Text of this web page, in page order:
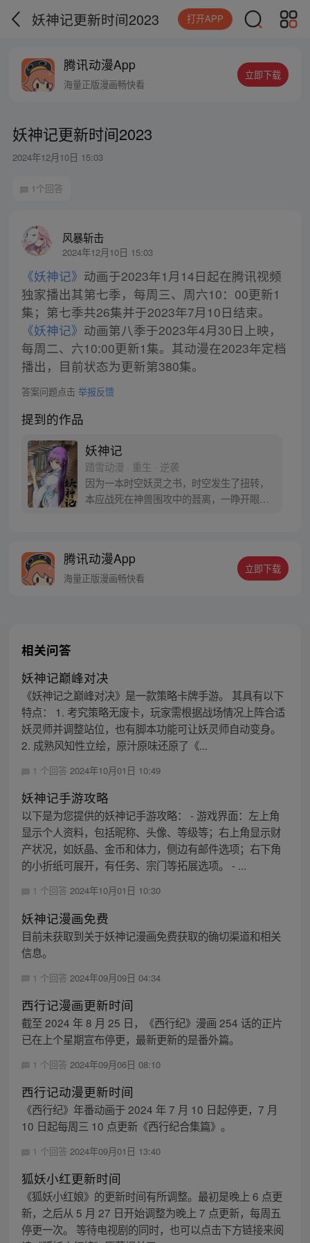
妖神记更新时间2023 打开APP
腾讯动漫App
海量正版漫画畅快看
立即下载
妖神记更新时间2023
2024年12月10日 15:03
1个回答
风暴斩击
2024年12月10日 15:03
《妖神记》 动画于2023年1月14日起在腾讯视频
独家播出其第七季，每周三、周六10：00更新1
集；第七季共26集并于2023年7月10日结束。
《妖神记》 动画第八季于2023年4月30日上映，
每周二、六10:00更新1集。其动漫在2023年定档
播出，目前状态为更新第380集。
答案问题点击 举报反馈
提到的作品
妖神记
踏雪动漫 · 重生 · 逆袭
因为一本时空妖灵之书，时空发生了扭转，
本应战死在神兽围攻中的聂离，一睁开眼已
腾讯动漫App
海量正版漫画畅快看
立即下载
相关问答
妖神记巅峰对决
《妖神记之巅峰对决》是一款策略卡牌手游。 其具有以下
特点： 1. 考究策略无废卡，玩家需根据战场情况上阵合适
妖灵师并调整站位，也有脚本功能可让妖灵师自动变身。
2. 成熟风知性立绘，原汁原味还原了《...
1 个回答 2024年10月01日 10:49
妖神记手游攻略
以下是为您提供的妖神记手游攻略： - 游戏界面：左上角
显示个人资料，包括昵称、头像、等级等；右上角显示财
产状况，如妖晶、金币和体力，侧边有邮件选项；右下角
的小折纸可展开，有任务、宗门等拓展选项。 - ...
1 个回答 2024年10月01日 10:30
妖神记漫画免费
目前未获取到关于妖神记漫画免费获取的确切渠道和相关
信息。
1 个回答 2024年09月09日 04:34
西行记漫画更新时间
截至 2024 年 8 月 25 日，《西行纪》漫画 254 话的正片
已在上个星期宣布停更，最新更新的是番外篇。
1 个回答 2024年09月06日 08:10
西行记动漫更新时间
《西行纪》年番动画于 2024 年 7 月 10 日起停更，7 月
10 日起每周三 10 点更新《西行纪合集篇》。
1 个回答 2024年09月01日 13:40
狐妖小红更新时间
《狐妖小红娘》的更新时间有所调整。最初是晚上 6 点更
新，之后从 5 月 27 日开始调整为晚上 7 点更新，每周五
停更一次。 等待电视剧的同时，也可以点击下方链接来阅